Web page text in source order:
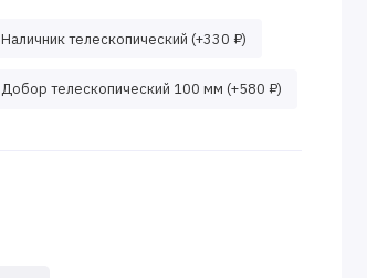
Наличник телескопический (+330 ₽)
Добор телескопический 100 мм (+580 ₽)